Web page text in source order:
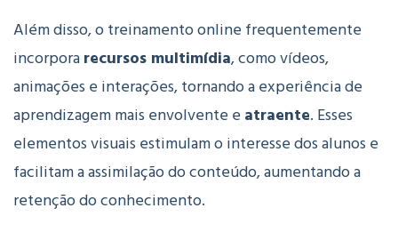
Além disso, o treinamento online frequentemente
incorporarecursos multimídia, como vídeos,
animações e interações, tornando a experiência de
aprendizagem mais envolvente e atraente. Esses
elementos visuais estimulam o interesse dos alunos e
facilitam a assimilação do conteúdo, aumentando a
retenção do conhecimento.